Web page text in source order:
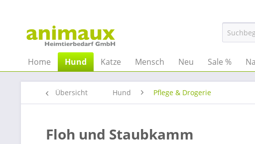
Home Hund Katze Mensch Neu Sale %
Übersicht Hund Pflege & Drogerie
Floh und Staubkamm